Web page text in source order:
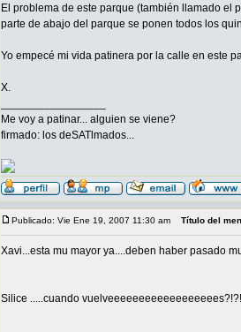
El problema de este parque (también llamado el
parte de abajo del parque se ponen todos los
Yo empecé mi vida patinera por la calle en este
X.
Me voy a patinar... alguien se viene?
firmado: los deSATlmados...
Publicado: Vie Ene 19, 2007 11:30 am Título del
Xavi...esta mu mayor ya....deben haber pasado
Silice .....cuando